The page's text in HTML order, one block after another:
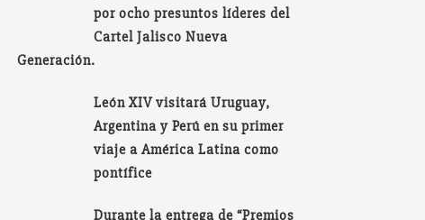
por ocho presuntos líderes del
Cartel Jalisco Nueva
Generación.
León XIV visitará Uruguay,
Argentina y Perú en su primer
viaje a América Latina como
pontífice
Durante la entrega de “Premios